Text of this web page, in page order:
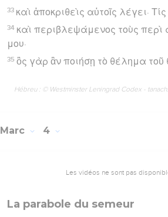
33 καὶ ἀποκριθεὶς αὐτοῖς λέγει·
34 καὶ περιβλεψάμενος τοὺς περὶ
μου·
35 ὃς γὰρ ἂν ποιήσῃ τὸ θέλημα τοῦ
Hébreu : © Westminster Leningrad Codex -
Marc 4
Les vidéos ne sont pas
La parabole du semeur